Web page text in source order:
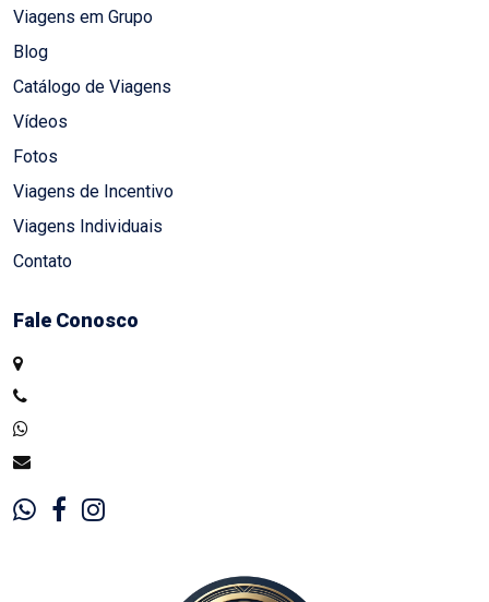
Viagens em Grupo
Blog
Catálogo de Viagens
Vídeos
Fotos
Viagens de Incentivo
Viagens Individuais
Contato
Fale Conosco